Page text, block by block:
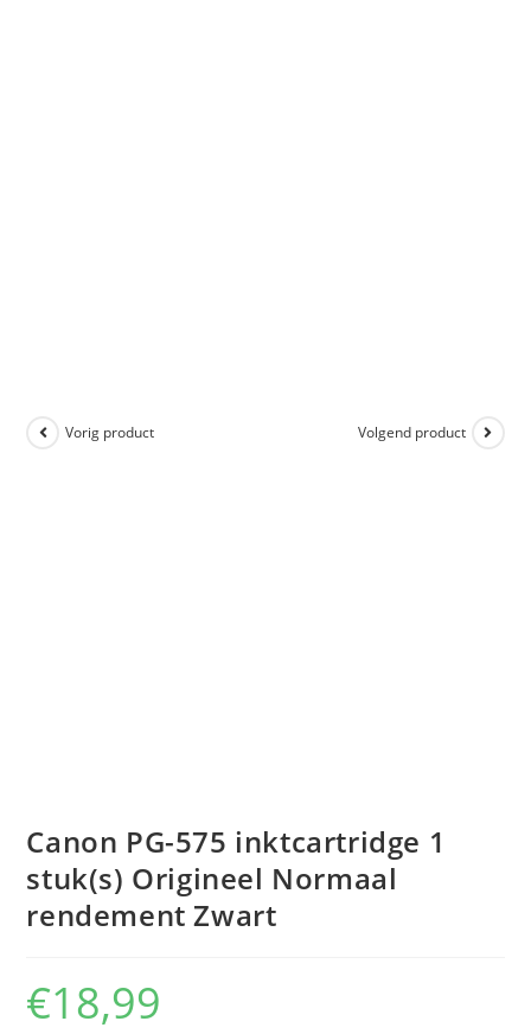
Vorig product Volgend product
Canon PG-575 inktcartridge 1
stuk(s) Origineel Normaal
rendement Zwart
€18,99